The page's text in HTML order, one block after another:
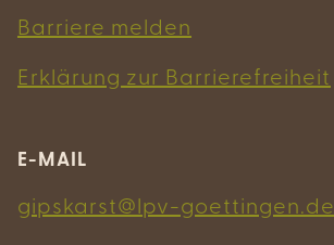
Barriere melden
Erklärung zur Barrierefreiheit
E-MAIL
gipskarst@lpv-goettingen.de